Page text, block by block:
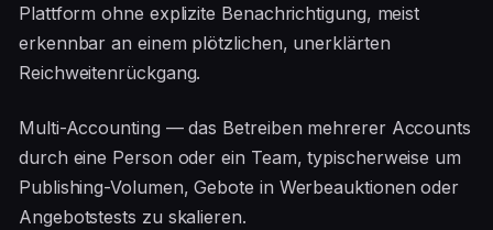
Plattform ohne explizite Benachrichtigung, meist
erkennbar an einem plötzlichen, unerklärten
Reichweitenrückgang.
Multi-Accounting — das Betreiben mehrerer Accounts
durch eine Person oder ein Team, typischerweise um
Publishing-Volumen, Gebote in Werbeauktionen oder
Angebotstests zu skalieren.